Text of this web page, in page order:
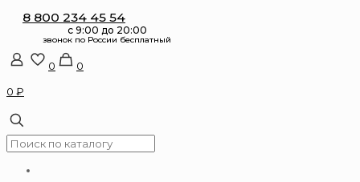
8 800 234 45 54
0
0
0 ₽